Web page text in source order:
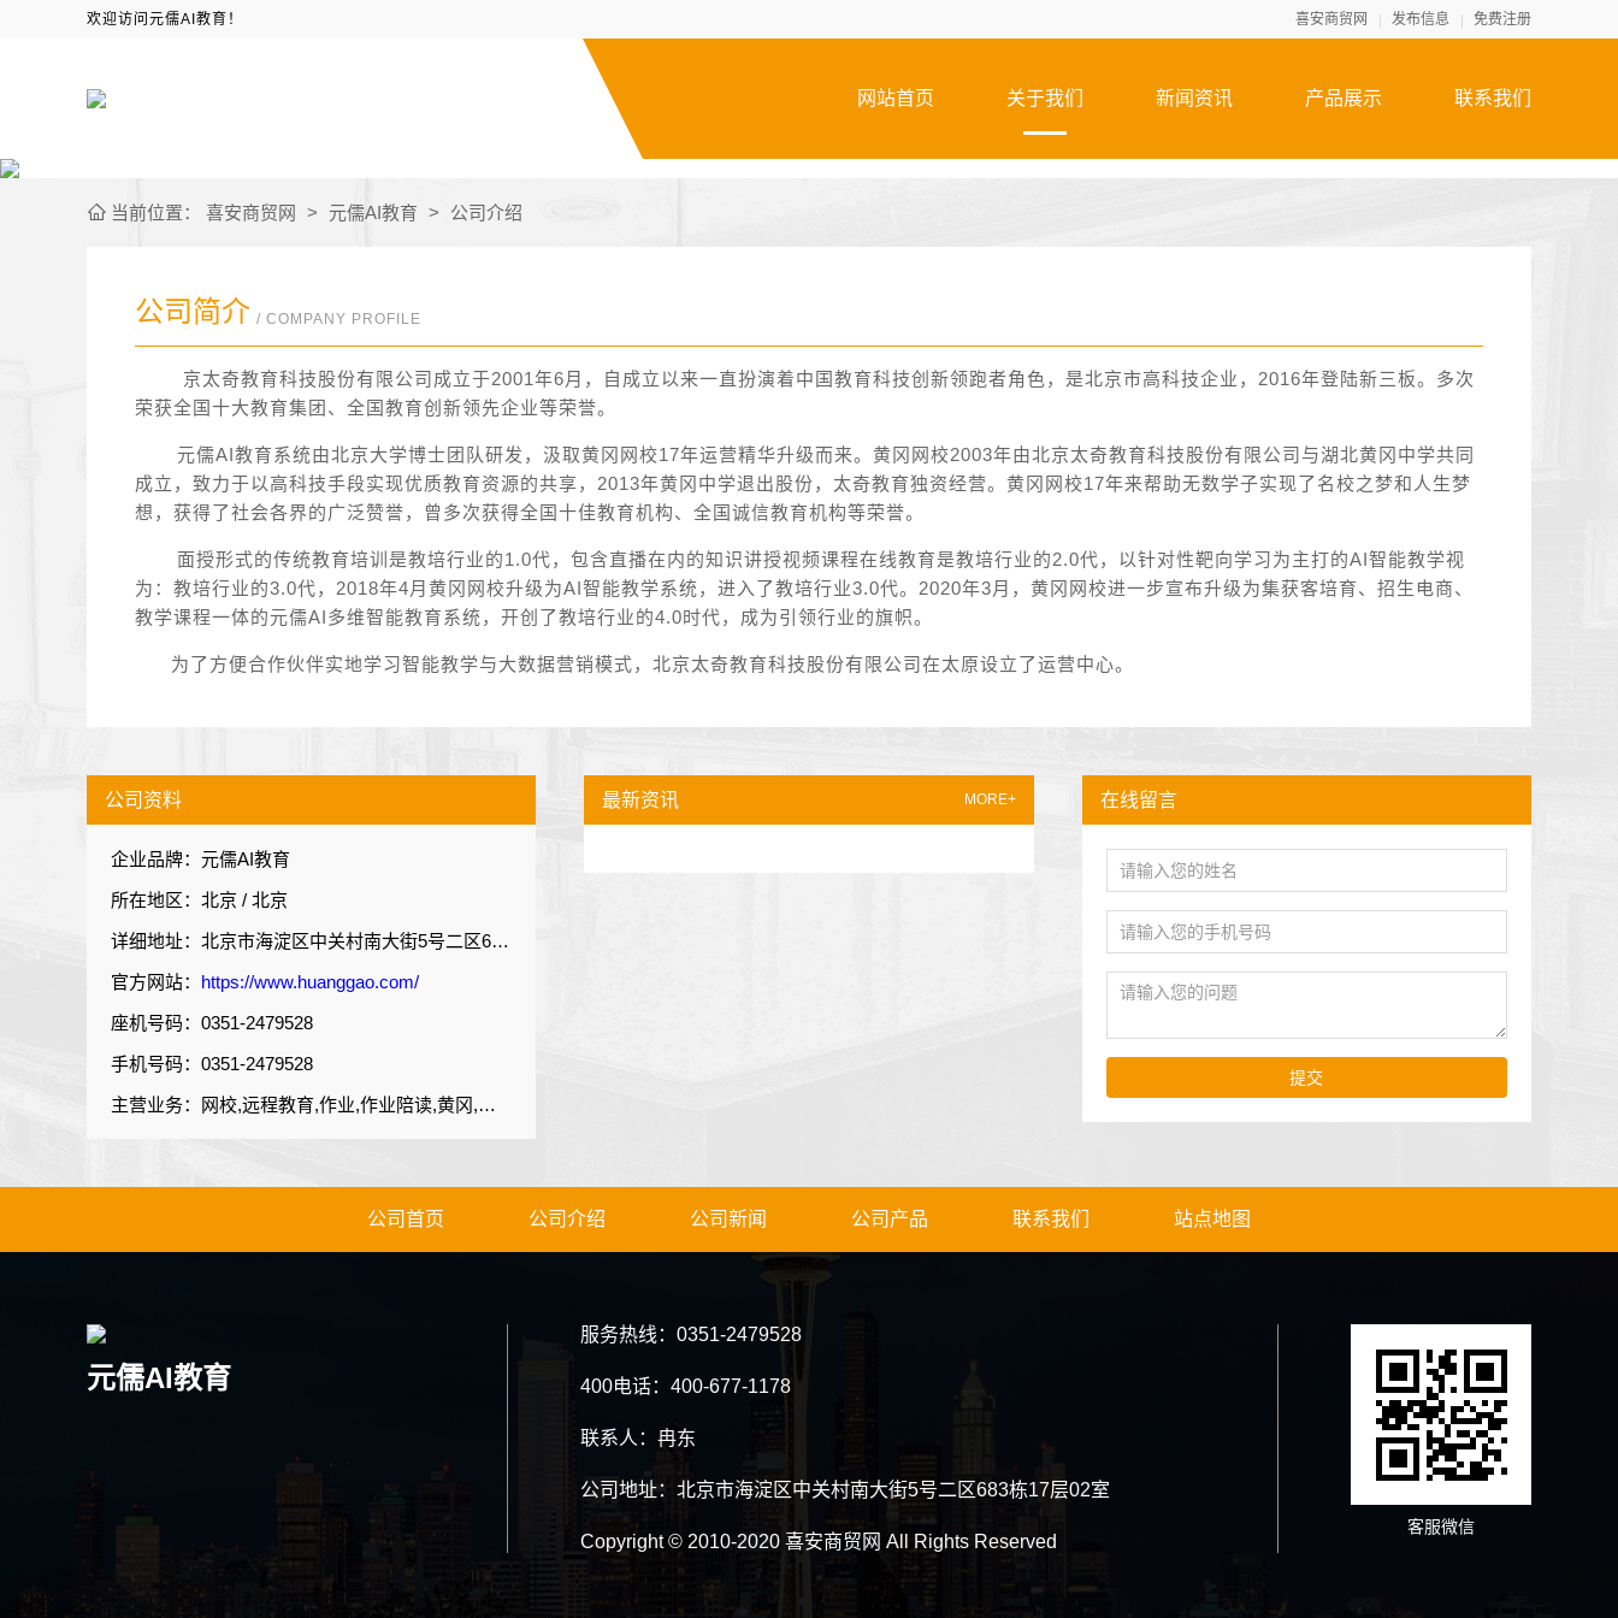
欢迎访问元儒AI教育！ 喜安商贸网 发布信息 免费注册
网站首页 关于我们 新闻资讯 产品展示 联系我们
当前位置： 喜安商贸网 > 元儒AI教育 > 公司介绍
公司简介 / COMPANY PROFILE
京太奇教育科技股份有限公司成立于2001年6月，自成立以来一直扮演着中国教育科技创新领跑者角色，是北京市高科技企业，2016年登陆新三板。多次
荣获全国十大教育集团、全国教育创新领先企业等荣誉。
元儒AI教育系统由北京大学博士团队研发，汲取黄冈网校17年运营精华升级而来。黄冈网校2003年由北京太奇教育科技股份有限公司与湖北黄冈中学共同
成立，致力于以高科技手段实现优质教育资源的共享，2013年黄冈中学退出股份，太奇教育独资经营。黄冈网校17年来帮助无数学子实现了名校之梦和人生梦
想，获得了社会各界的广泛赞誉，曾多次获得全国十佳教育机构、全国诚信教育机构等荣誉。
面授形式的传统教育培训是教培行业的1.0代，包含直播在内的知识讲授视频课程在线教育是教培行业的2.0代，以针对性靶向学习为主打的AI智能教学视
为：教培行业的3.0代，2018年4月黄冈网校升级为AI智能教学系统，进入了教培行业3.0代。2020年3月，黄冈网校进一步宣布升级为集获客培育、招生电商、
教学课程一体的元儒AI多维智能教育系统，开创了教培行业的4.0时代，成为引领行业的旗帜。
为了方便合作伙伴实地学习智能教学与大数据营销模式，北京太奇教育科技股份有限公司在太原设立了运营中心。
公司资料
企业品牌：元儒AI教育
所在地区：北京 / 北京
详细地址：北京市海淀区中关村南大街5号二区683栋17层02室
官方网站： https://www.huanggao.com/
座机号码：0351-2479528
手机号码：0351-2479528
主营业务：网校,远程教育,作业,作业陪读,黄冈,黄冈网校,K12,基础教育,中小学
最新资讯 MORE+ 在线留言
提交
公司首页 公司介绍 公司新闻 公司产品 联系我们 站点地图
元儒AI教育
服务热线：0351-2479528
400电话：400-677-1178
联系人：冉东
公司地址：北京市海淀区中关村南大街5号二区683栋17层02室
Copyright © 2010-2020 喜安商贸网 All Rights Reserved
客服微信